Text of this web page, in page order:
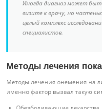
Иногда диагноз может
визите к врачу, но
целый комплекс
специалистов.
Методы лечения
Методы лечения онемения на
именно фактор вызвал такую